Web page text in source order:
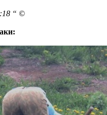
“ ©